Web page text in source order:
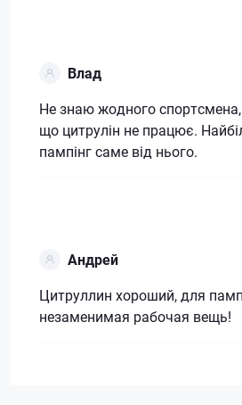
Влад
Не знаю жодного
що цитрулін не працює.
пампінг саме від нього.
Андрей
Цитруллин хороший, для
незаменимая рабочая вещь!